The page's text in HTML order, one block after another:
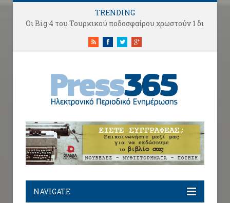
TRENDING
RSS FacebookTwitterGoogle+
NAVIGATE